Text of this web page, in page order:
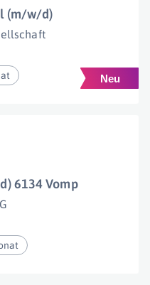
(m/w/d)
6134 Vomp